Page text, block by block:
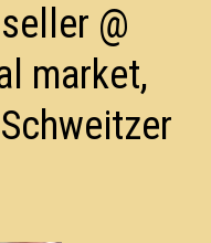
@
market,